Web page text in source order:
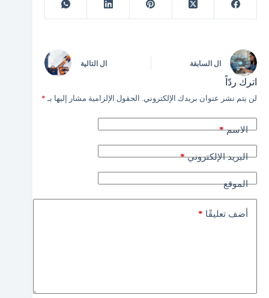
ال السابقة ال التالية
اترك ردّاً
لن يتم نشر عنوان بريدك الإلكتروني. الحقول الإلزامية مشار إليها بـ *
الاسم*
البريد الإلكتروني*
الموقع
أضف تعليقًا *